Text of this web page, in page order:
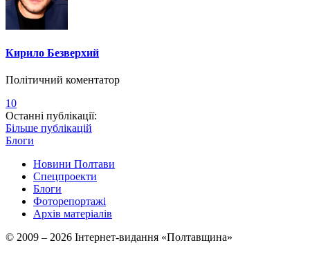
Кирило Безверхий
Політичний коментатор
10
Останні публікації:
Більше публікацій
Блоги
Новини Полтави
Спецпроекти
Блоги
Фоторепортажі
Архів матеріалів
© 2009 – 2026 Інтернет-видання «Полтавщина»